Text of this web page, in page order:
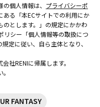
個人情報は、 プライバシーポ
ある「本ECサイトでの利用にか
とします。」の規定にかかわ
リシー「個人情報等の取扱につ
定に従い、自ら主体となり、
社RENIに帰属します。
FANTASY